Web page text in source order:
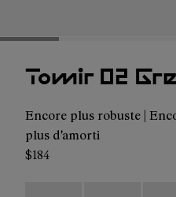
Tomir 02
Encore plus robuste |
plus d'amorti
$184